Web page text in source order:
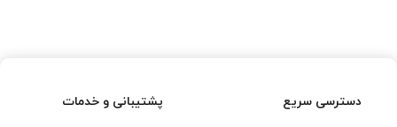
دسترسی سریع پشتیبانی و خدمات